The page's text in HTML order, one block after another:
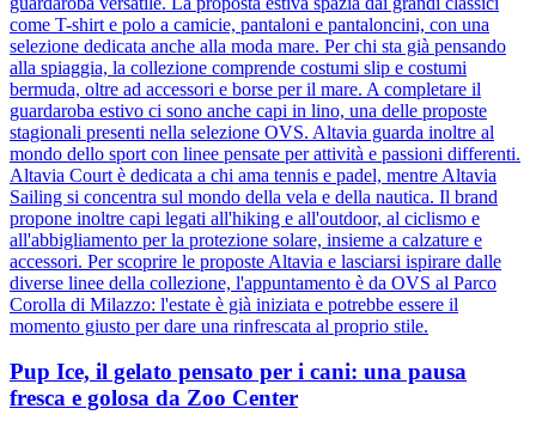
come T-shirt e polo a camicie, pantaloni e pantaloncini, con una
selezione dedicata anche alla moda mare. Per chi sta già pensando
alla spiaggia, la collezione comprende costumi slip e costumi
bermuda, oltre ad accessori e borse per il mare. A completare il
guardaroba estivo ci sono anche capi in lino, una delle proposte
stagionali presenti nella selezione OVS. Altavia guarda inoltre al
mondo dello sport con linee pensate per attività e passioni differenti.
Altavia Court è dedicata a chi ama tennis e padel, mentre Altavia
Sailing si concentra sul mondo della vela e della nautica. Il brand
propone inoltre capi legati all'hiking e all'outdoor, al ciclismo e
all'abbigliamento per la protezione solare, insieme a calzature e
accessori. Per scoprire le proposte Altavia e lasciarsi ispirare dalle
diverse linee della collezione, l'appuntamento è da OVS al Parco
Corolla di Milazzo: l'estate è già iniziata e potrebbe essere il
momento giusto per dare una rinfrescata al proprio stile.
Pup Ice, il gelato pensato per i cani: una pausa
fresca e golosa da Zoo Center